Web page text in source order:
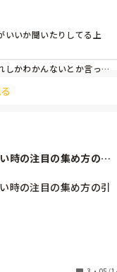
ター栽培したラディッシ
導力不足なのかもですが
いいか聞いたりしてる上
しかわかんないとか言っ
無視。
らばその子たちに前に
て投げちゃう笑
んでやってくれましたが
時の注目の集め方の引
時の注目の集め方の引